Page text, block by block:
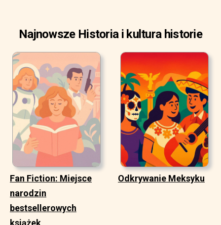
Najnowsze Historia i kultura historie
Fan Fiction: Miejsce
narodzin
bestsellerowych
książek
Odkrywanie Meksyku